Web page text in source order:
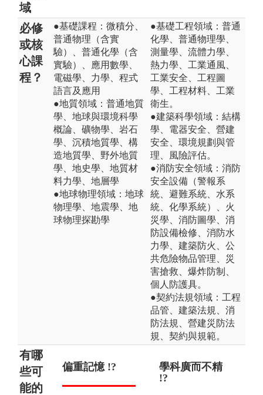
域
必修
或核
心課
程？
●基礎課程：微積分、
普通物理（含實
驗）、普通化學（含
實驗）、應用數學、
電磁學、力學、程式
語言及應用
●地質領域：普通地質
學、地球與環境科學
概論、礦物學、岩石
學、沉積地質學、構
造地質學、野外地質
學、地史學、地質材
料力學、地層學
●地球物理領域：地球
物理學、地震學、地
球物理探勘學
●基礎工程領域：普通
化學、普通物理學、
測量學、流體力學、
熱力學、工業通風、
工業安全、工程圖
學、工程材料、工業
衛生。
●建築科學領域：結構
學、電器安全、營建
安全、環境規劃與管
理、風險評估。
●消防安全領域：消防
安全設備（警報系
統、避難系統、水系
統、化學系統）、火
災學、消防圖學、消
防設備檢修、消防水
力學、建築防火、公
共危險物品管理、災
害搶救、爆炸防制、
個人防護具。
●契約法規領域：工程
品管、建築法規、消
防法規、營建災防法
規、契約與規範。
有哪
些可
能的
偏重記憶 !? 野外觀測 !?
學科廣而不精
!?